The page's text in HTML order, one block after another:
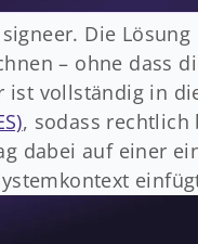
Die
– ohne dass
ist vollständig in
, sodass
dabei auf einer